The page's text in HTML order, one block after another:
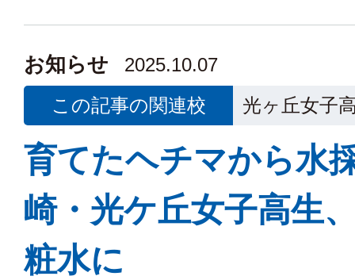
お知らせ
2025.10.07
この記事の関連校
光ヶ丘女子
育てたヘチマから水
崎・光ケ丘女子高生
粧水に